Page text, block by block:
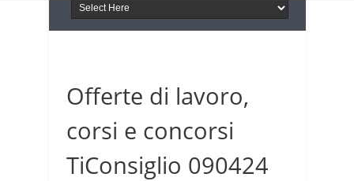
Offerte di lavoro,
corsi e concorsi
TiConsiglio 090424